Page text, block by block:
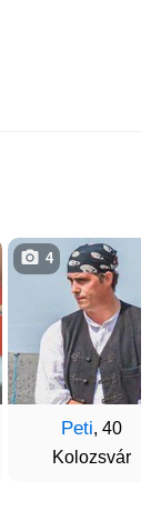
Peti, 40
Kolozsvár
4